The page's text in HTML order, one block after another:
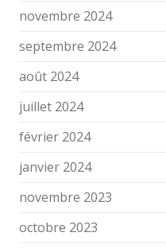
novembre 2024
septembre 2024
août 2024
juillet 2024
février 2024
janvier 2024
novembre 2023
octobre 2023